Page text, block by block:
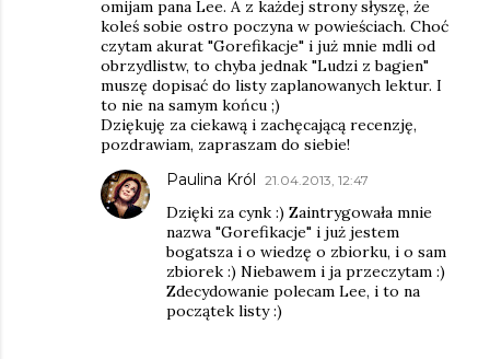
omijam pana Lee. A z każdej strony słyszę, że
koleś sobie ostro poczyna w powieściach. Choć
czytam akurat "Gorefikacje" i już mnie mdli od
obrzydlistw, to chyba jednak "Ludzi z bagien"
muszę dopisać do listy zaplanowanych lektur. I
to nie na samym końcu ;)
Dziękuję za ciekawą i zachęcającą recenzję,
pozdrawiam, zapraszam do siebie!
Paulina Król 21.04.2013, 12:47
Dzięki za cynk :) Zaintrygowała mnie
nazwa "Gorefikacje" i już jestem
bogatsza i o wiedzę o zbiorku, i o sam
zbiorek :) Niebawem i ja przeczytam :)
Zdecydowanie polecam Lee, i to na
początek listy :)